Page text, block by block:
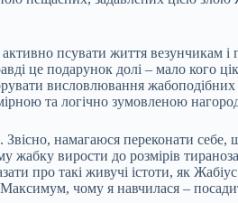
псувати життя везунчикам і
це подарунок долі – мало кого
висловлювання
та логічно зумовленою
Звісно, намагаюся переконати
жабку вирости до розмірів
про такі живучі істоти, як
чому я навчилася –